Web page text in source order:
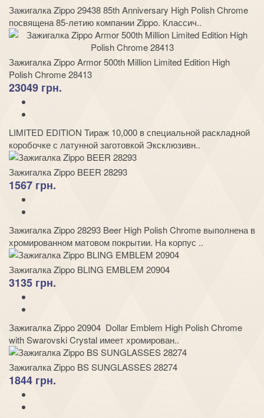
Зажигалка Zippo 29438 85th Anniversary High Polish Chrome
посвящена 85-летию компании Zippo. Классич..
Зажигалка Zippo Armor 500th Million Limited Edition High
Polish Chrome 28413
23049 грн.
LIMITED EDITION Тираж 10,000 в специальной раскладной
коробочке с латунной заготовкой Эксклюзивн..
Зажигалка Zippo BEER 28293
1567 грн.
Зажигалка Zippo 28293 Beer High Polish Chrome выполнена в
хромированном матовом покрытии. На корпус ..
Зажигалка Zippo BLING EMBLEM 20904
3135 грн.
Зажигалка Zippo 20904 Dollar Emblem High Polish Chrome
with Swarovski Crystal имеет хромирован..
Зажигалка Zippo BS SUNGLASSES 28274
1844 грн.